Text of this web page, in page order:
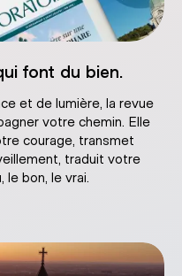
font du bien.
et de lumière, la revue
votre chemin. Elle
courage, transmet
traduit votre
le bon, le vrai.